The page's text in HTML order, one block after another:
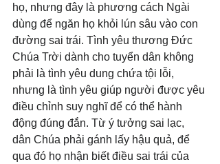
họ, nhưng đây là phương cách Ngài
dùng để ngăn họ khỏi lún sâu vào con
đường sai trái. Tình yêu thương Đức
Chúa Trời dành cho tuyển dân không
phải là tình yêu dung chứa tội lỗi,
nhưng là tình yêu giúp người được yêu
điều chỉnh suy nghĩ để có thể hành
động đúng đắn. Từ ý tưởng sai lạc,
dân Chúa phải gánh lấy hậu quả, để
qua đó họ nhận biết điều sai trái của